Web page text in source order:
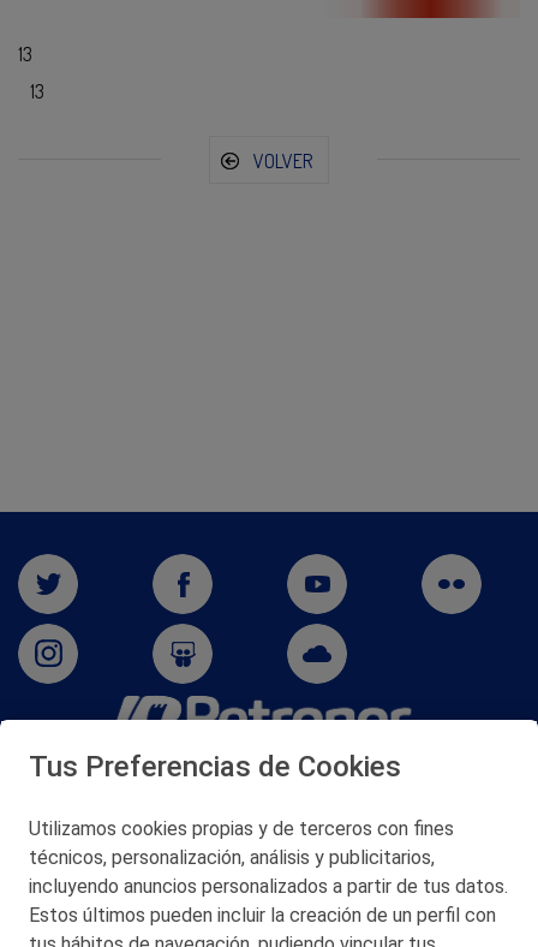
13
13
VOLVER
San Martín 5-Edificio Muñatones,
© 2026 Petronor S.A.
Tus Preferencias de Cookies
Utilizamos cookies propias y de terceros con fines
técnicos, personalización, análisis y publicitarios,
incluyendo anuncios personalizados a partir de tus datos.
Estos últimos pueden incluir la creación de un perfil con